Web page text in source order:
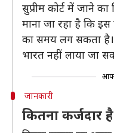
सुप्रीम कोर्ट में जाने
माना जा रहा है कि इस
का समय लग सकता है।
भारत नहीं लाया जा
जानकारी
कितना कर्जदार